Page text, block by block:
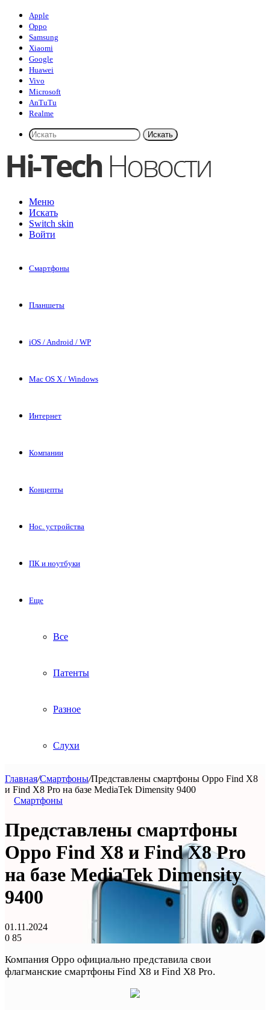
Apple
Oppo
Samsung
Xiaomi
Google
Huawei
Vivo
Microsoft
AnTuTu
Realme
Искать
Меню
Искать
Switch skin
Войти
Смартфоны
Планшеты
iOS / Android / WP
Mac OS X / Windows
Интернет
Компании
Концепты
Нос. устройства
ПК и ноутбуки
Еще
Все
Патенты
Разное
Слухи
Главная/Смартфоны/Представлены смартфоны Oppo Find X8
и Find X8 Pro на базе MediaTek Dimensity 9400
Смартфоны
Представлены смартфоны
Oppo Find X8 и Find X8 Pro
на базе MediaTek Dimensity
9400
01.11.2024
0 85
Компания Oppo официально представила свои
флагманские смартфоны Find X8 и Find X8 Pro.